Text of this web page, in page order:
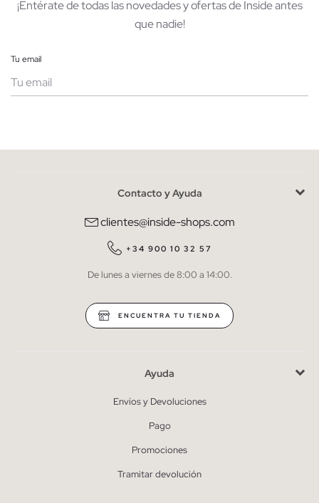
¡Entérate de todas las novedades y ofertas de Inside antes
que nadie!
Tu email
He leído y entiendo lapolítica de privacidad
QUIERO SUSCRIBIRME
* Puedes cancelar la suscripción en cualquier momento.
Contacto y Ayuda
clientes@inside-shops.com
+34 900 10 32 57
De lunes a viernes de 8:00 a 14:00.
ENCUENTRA TU TIENDA
Ayuda
Envíos y Devoluciones
Pago
Promociones
Tramitar devolución